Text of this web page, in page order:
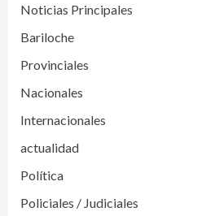
Noticias Principales
Bariloche
Provinciales
Nacionales
Internacionales
actualidad
Política
Policiales / Judiciales